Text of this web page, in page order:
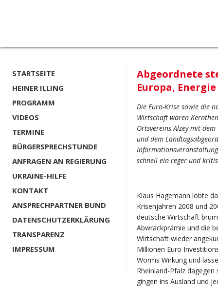
STARTSEITE
HEINER ILLING
PROGRAMM
VIDEOS
TERMINE
BÜRGERSPRECHSTUNDE
ANFRAGEN AN REGIERUNG
UKRAINE-HILFE
KONTAKT
ANSPRECHPARTNER BUND
DATENSCHUTZERKLÄRUNG
TRANSPARENZ
IMPRESSUM
Abgeordnete
Europa,
Die Euro-Krise sowie die
Wirtschaft waren
Ortsvereins Alzey mit
und dem
schnell ein reger und
Klaus Hagemann lobte
Krisenjahren 2008 und
deutsche Wirtschaft
Abwrackprämie und die
Wirtschaft wieder
Millionen Euro
Worms Wirkung und
Rheinland-Pfalz
gingen ins Ausland und